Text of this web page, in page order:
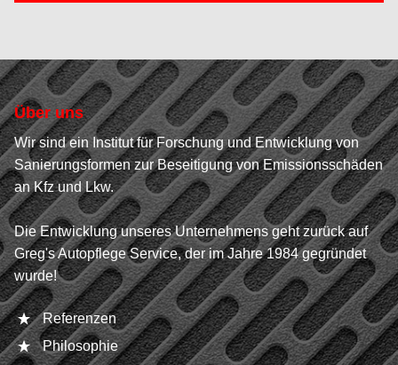
Über uns
Wir sind ein Institut für Forschung und Entwicklung von
Sanierungsformen zur Beseitigung von Emissionsschäden
an Kfz und Lkw.
Die Entwicklung unseres Unternehmens geht zurück auf
Greg's Autopflege Service, der im Jahre 1984 gegründet
wurde!
Referenzen
Philosophie